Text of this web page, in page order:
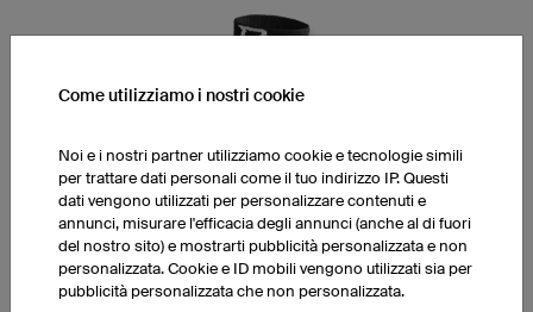
Come utilizziamo i nostri cookie
Noi e i nostri partner utilizziamo cookie e tecnologie simili
per trattare dati personali come il tuo indirizzo IP. Questi
dati vengono utilizzati per personalizzare contenuti e
annunci, misurare l'efficacia degli annunci (anche al di fuori
del nostro sito) e mostrarti pubblicità personalizzata e non
personalizzata. Cookie e ID mobili vengono utilizzati sia per
pubblicità personalizzata che non personalizzata.